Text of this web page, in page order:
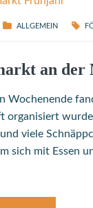
ALLGEMEIN
an der
Wochenende
organisiert
viele
sich mit Essen